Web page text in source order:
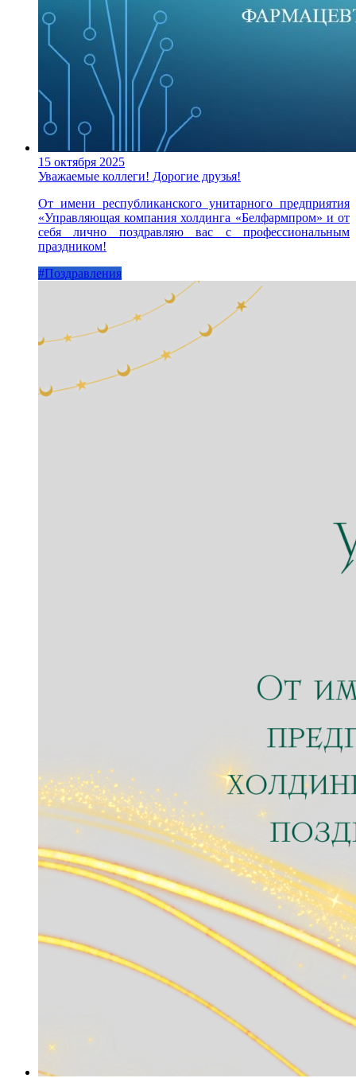
15 октября 2025
Уважаемые коллеги! Дорогие друзья!
От имени республиканского унитарного предприятия
«Управляющая компания холдинга «Белфармпром» и от
себя лично поздравляю вас с профессиональным
праздником!
#Поздравления